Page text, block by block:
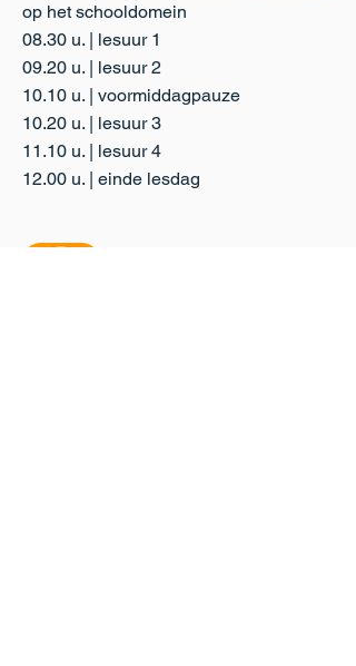
op het schooldomein
08.30 u. | lesuur 1
09.20 u. | lesuur 2
10.10 u. | voormiddagpauze
10.20 u. | lesuur 3
11.10 u. | lesuur 4
12.00 u. | einde lesdag